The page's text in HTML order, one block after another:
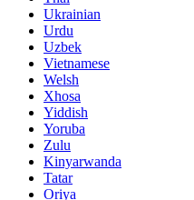
Ukrainian
Urdu
Uzbek
Vietnamese
Welsh
Xhosa
Yiddish
Yoruba
Zulu
Kinyarwanda
Tatar
Oriya